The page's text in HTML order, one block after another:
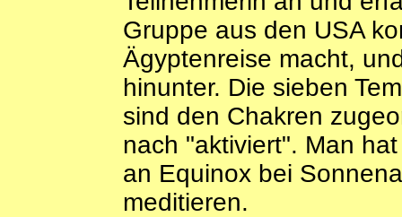
Gruppe aus den USA
Ägyptenreise macht,
hinunter. Die sieben
sind den Chakren
nach "aktiviert". Man
an Equinox bei
meditieren.